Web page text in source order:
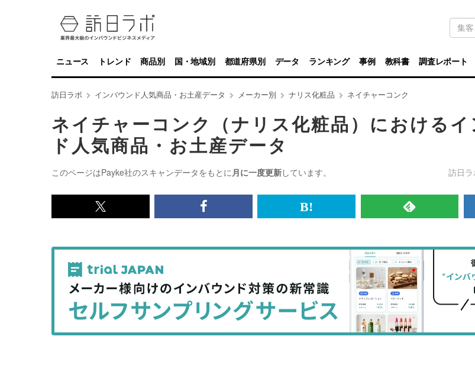
キ
ワ
ド
検
索
ニュース トレンド 商品別 国・地域別 都道府県別 データ ランキング 事例 教科書 調査レポート
訪日ラボ インバウンド人気商品・お土産データ メーカー別 ナリス化粧品 ネイチャーコンク
ネイチャーコンク（ナリス化粧品）におけるイ
ド人気商品・お土産データ
このページはPayke社のスキャンデータをもとに月に一度更新しています。 訪日
x<br>
記
事
を
シ
ェ
Facebook<br>
記
を
シ
ェ
は
な
ッ
ク
マ
RSS
記
事
を
購
読